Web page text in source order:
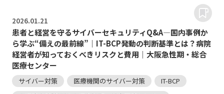
2026.01.21
患者と経営を守るサイバーセキュリティQ&A―国内事例か
ら学ぶ“備えの最前線”｜IT-BCP発動の判断基準とは？病院
経営者が知っておくべきリスクと費用｜大阪急性期・総合
医療センター
サイバー対策 医療機関のサイバー対策
IT-BCP